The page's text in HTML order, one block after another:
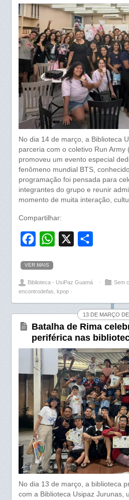
No dia 14 de março, a Biblioteca
parceria com o coletivo Run Army
promoveu um evento especial
fenômeno mundial BTS,
programação foi pensada para
integrantes do grupo e reunir
momento de muita interação,
Compartilhar:
c
e
o
o
W
t
A
p
VER MAIS
Biblioteca - UsiPaz Guamá ⋅ Sem
encontrodefas, kpop ⋅
13 DE MARÇO
Batalha de Rima
periférica nas
No dia 13 de março, a biblioteca
com a Biblioteca Usipaz Jurunas,